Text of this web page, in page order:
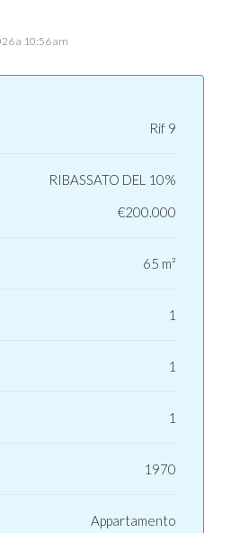
a 10:56 am
Rif 9
RIBASSATO DEL 10%
€200.000
65 m²
1
1
1
1970
Appartamento